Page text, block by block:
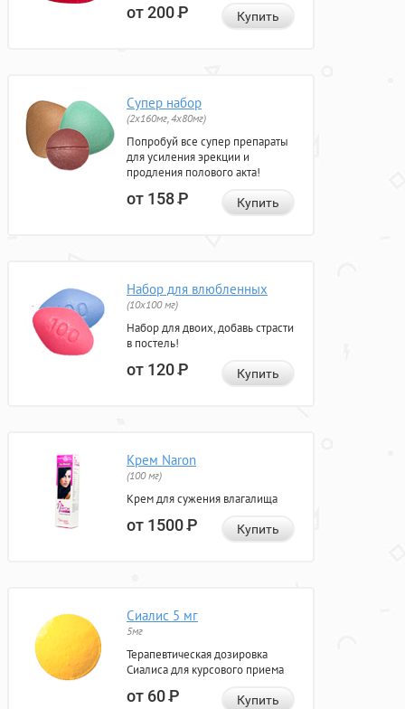
от 200Р Купить
Супер набор
(2х160мг, 4х80мг)
Попробуй все супер препараты
для усиления эрекции и
продления полового акта!
от 158Р Купить
Набор для влюбленных
(10х100 мг)
Набор для двоих, добавь страсти
в постель!
от 120Р Купить
Крем Naron
(100 мг)
Крем для сужения влагалища
от 1500Р Купить
Сиалис 5 мг
5мг
Терапевтическая дозировка
Сиалиса для курсового приема
от 60Р Купить